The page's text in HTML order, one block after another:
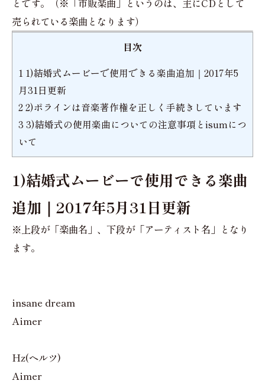
とです。（※「市販楽曲」というのは、主にCDとして
売られている楽曲となります）
目次
1 1)結婚式ムービーで使用できる楽曲追加｜2017年5
月31日更新
22)ポラインは音楽著作権を正しく手続きしています
3 3)結婚式の使用楽曲についての注意事項とisumにつ
いて
1)結婚式ムービーで使用できる楽曲
追加｜2017年5月31日更新
※上段が「楽曲名」、下段が「アーティスト名」となり
ます。
insane dream
Aimer
Hz(ヘルツ)
Aimer